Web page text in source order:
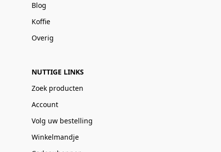
Blog
Koffie
Overig
NUTTIGE LINKS
Zoek producten
Account
Volg uw bestelling
Winkelmandje